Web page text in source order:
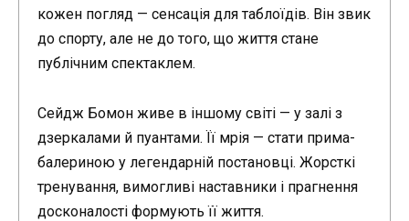
кожен погляд — сенсація для таблоїдів. Він звик
до спорту, але не до того, що життя стане
публічним спектаклем.
Сейдж Бомон живе в іншому світі — у залі з
дзеркалами й пуантами. Її мрія — стати прима-
балериною у легендарній постановці. Жорсткі
тренування, вимогливі наставники і прагнення
досконалості формують її життя.